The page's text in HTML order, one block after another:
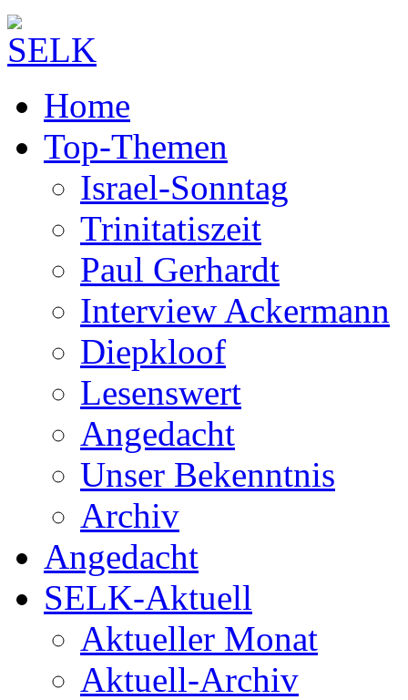
Home
Top-Themen
Israel-Sonntag
Trinitatiszeit
Paul Gerhardt
Interview Ackermann
Diepkloof
Lesenswert
Angedacht
Unser Bekenntnis
Archiv
Angedacht
SELK-Aktuell
Aktueller Monat
Aktuell-Archiv